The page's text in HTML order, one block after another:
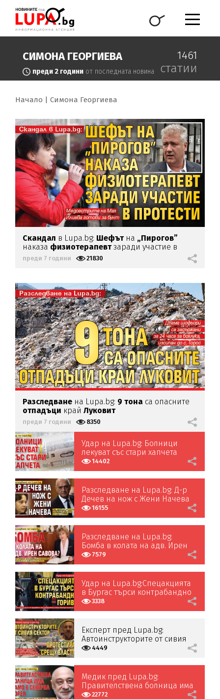
СИМОНА ГЕОРГИЕВА
преди 2 години от последната новина
1461
статии
Начало Симона Георгиева
Скандал в Lupa.bg: Шефътна „Пирогов”
наказа физиотерапевтзаради участие в
протести
преди 7 години 21830
Разследване на Lupa.bg: 9 тона са опасните
отпадъци крайЛуковит
преди 7 години 8350
Удар на Lupa.bg: Болници
лекуват със стари хапчета
14402
Разследване на Lupa.bg: Д-р
Дечев на нож с Жени Начева
16155
Разследване на Lupa.bg:
Бомба в колата на адв. Ирен
Савова?
7579
Удар на Lupa.bg:Спецакцията
в Бургас търси контрабандно
гориво
3338
Експерт пред Lupa.bg:
Автоинструкторите от сивия
сектор протестират срещу
4449
Медик пред Lupa.bg:
Правителствена болница има
само в Северна Корея
22772